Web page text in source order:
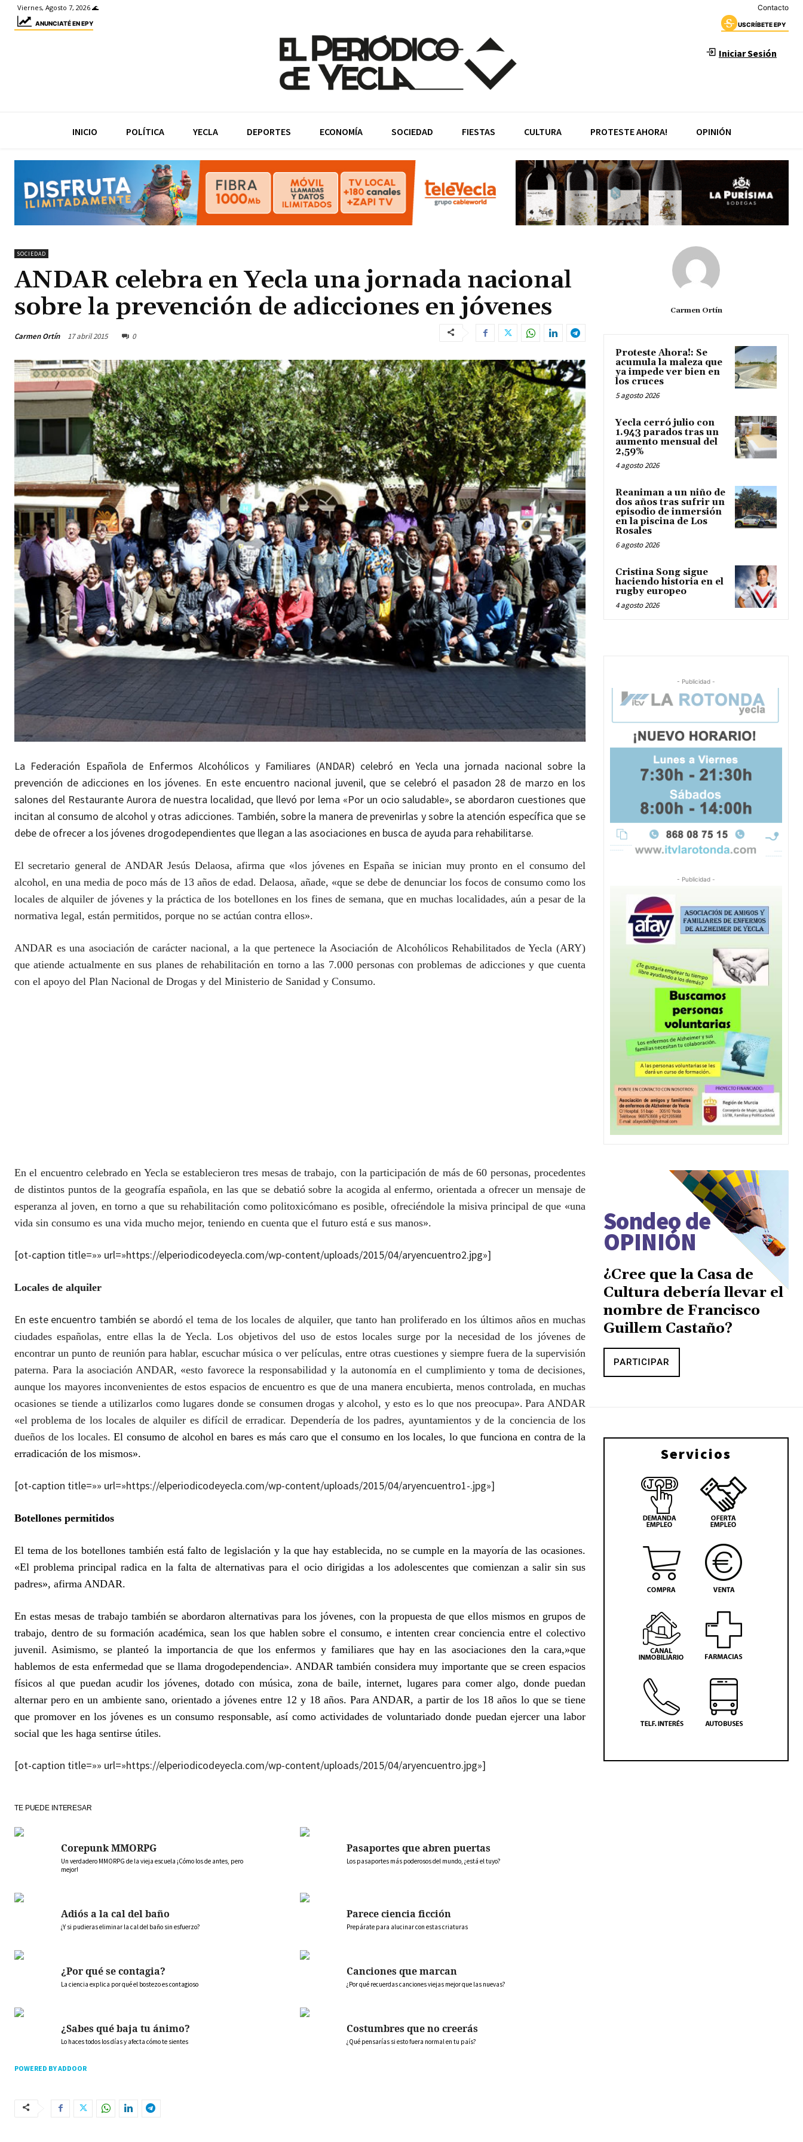
Viernes, Agosto 7, 2026 🌊 Contacto
ANUNCIATÉ EN EPY USCRÍBETE EPY
Iniciar Sesión
INICIO POLÍTICA YECLA DEPORTES ECONOMÍA SOCIEDAD FIESTAS CULTURA PROTESTE AHORA! OPINIÓN
SOCIEDAD
ANDAR celebra en Yecla una jornada nacional
sobre la prevención de adicciones en jóvenes
Carmen Ortín 17 abril 2015 0
La Federación Española de Enfermos Alcohólicos y Familiares (ANDAR) celebró en Yecla una jornada nacional sobre la
prevención de adicciones en los jóvenes. En este encuentro nacional juvenil, que se celebró el pasadon 28 de marzo en los
salones del Restaurante Aurora de nuestra localidad, que llevó por lema «Por un ocio saludable», se abordaron cuestiones que
incitan al consumo de alcohol y otras adicciones. También, sobre la manera de prevenirlas y sobre la atención específica que se
debe de ofrecer a los jóvenes drogodependientes que llegan a las asociaciones en busca de ayuda para rehabilitarse.
El secretario general de ANDAR Jesús Delaosa, afirma que «los jóvenes en España se inician muy pronto en el consumo del
alcohol, en una media de poco más de 13 años de edad. Delaosa, añade, «que se debe de denunciar los focos de consumo como los
locales de alquiler de jóvenes y la práctica de los botellones en los fines de semana, que en muchas localidades, aún a pesar de la
normativa legal, están permitidos, porque no se actúan contra ellos».
ANDAR es una asociación de carácter nacional, a la que pertenece la Asociación de Alcohólicos Rehabilitados de Yecla (ARY)
que atiende actualmente en sus planes de rehabilitación en torno a las 7.000 personas con problemas de adicciones y que cuenta
con el apoyo del Plan Nacional de Drogas y del Ministerio de Sanidad y Consumo.
En el encuentro celebrado en Yecla se establecieron tres mesas de trabajo, con la participación de más de 60 personas, procedentes
de distintos puntos de la geografía española, en las que se debatió sobre la acogida al enfermo, orientada a ofrecer un mensaje de
esperanza al joven, en torno a que su rehabilitación como politoxicómano es posible, ofreciéndole la misiva principal de que «una
vida sin consumo es una vida mucho mejor, teniendo en cuenta que el futuro está e sus manos».
[ot-caption title=»» url=»https://elperiodicodeyecla.com/wp-content/uploads/2015/04/aryencuentro2.jpg»]
Locales de alquiler
En este encuentro también seabordó el tema de los locales de alquiler, que tanto han proliferado en los últimos años en muchas
ciudades españolas, entre ellas la de Yecla. Los objetivos del uso de estos locales surge por la necesidad de los jóvenes de
encontrar un punto de reunión para hablar, escuchar música o ver películas, entre otras cuestiones y siempre fuera de la supervisión
paterna. Para la asociación ANDAR, «esto favorece la responsabilidad y la autonomía en el cumplimiento y toma de decisiones,
aunque los mayores inconvenientes de estos espacios de encuentro es que de una manera encubierta, menos controlada, en muchas
ocasiones se tiende a utilizarlos como lugares donde se consumen drogas y alcohol, y esto es lo que nos preocupa». Para ANDAR
«el problema de los locales de alquiler es difícil de erradicar. Dependería de los padres, ayuntamientos y de la conciencia de los
dueños de los locales.El consumo de alcohol en bares es más caro que el consumo en los locales, lo que funciona en contra de la
erradicación de los mismos».
[ot-caption title=»» url=»https://elperiodicodeyecla.com/wp-content/uploads/2015/04/aryencuentro1-.jpg»]
Botellones permitidos
El tema de los botellones también está falto de legislación y la que hay establecida, no se cumple en la mayoría de las ocasiones.
«El problema principal radica en la falta de alternativas para el ocio dirigidas a los adolescentes que comienzan a salir sin sus
padres», afirma ANDAR.
En estas mesas de trabajo también se abordaron alternativas para los jóvenes, con la propuesta de que ellos mismos en grupos de
trabajo, dentro de su formación académica, sean los que hablen sobre el consumo, e intenten crear conciencia entre el colectivo
juvenil. Asimismo, se planteó la importancia de que los enfermos y familiares que hay en las asociaciones den la cara,»que
hablemos de esta enfermedad que se llama drogodependencia». ANDAR también considera muy importante que se creen espacios
físicos al que puedan acudir los jóvenes, dotado con música, zona de baile, internet, lugares para comer algo, donde puedan
alternar pero en un ambiente sano, orientado a jóvenes entre 12 y 18 años. Para ANDAR, a partir de los 18 años lo que se tiene
que promover en los jóvenes es un consumo responsable, así como actividades de voluntariado donde puedan ejercer una labor
social que les haga sentirse útiles.
[ot-caption title=»» url=»https://elperiodicodeyecla.com/wp-content/uploads/2015/04/aryencuentro.jpg»]
TE PUEDE INTERESAR
Corepunk MMORPG
Un verdadero MMORPG de la vieja escuela ¡Cómo los de antes, pero
mejor!
Pasaportes que abren puertas
Los pasaportes más poderosos del mundo, ¿está el tuyo?
Adiós a la cal del baño
¿Y si pudieras eliminar la cal del baño sin esfuerzo?
Parece ciencia ficción
Prepárate para alucinar con estas criaturas
¿Por qué se contagia?
La ciencia explica por qué el bostezo es contagioso
Canciones que marcan
¿Por qué recuerdas canciones viejas mejor que las nuevas?
¿Sabes qué baja tu ánimo?
Lo haces todos los días y afecta cómo te sientes
Costumbres que no creerás
¿Qué pensarías si esto fuera normal en tu país?
POWERED BY ADDOOR
Carmen Ortín
Proteste Ahora!: Se
acumula la maleza que
ya impede ver bien en
los cruces
5 agosto 2026
Yecla cerró julio con
1.943 parados tras un
aumento mensual del
2,59%
4 agosto 2026
Reaniman a un niño de
dos años tras sufrir un
episodio de inmersión
en la piscina de Los
Rosales
6 agosto 2026
Cristina Song sigue
haciendo historia en el
rugby europeo
4 agosto 2026
- Publicidad -
- Publicidad -
Sondeo de
OPINIÓN
¿Cree que la Casa de
Cultura debería llevar el
nombre de Francisco
Guillem Castaño?
PARTICIPAR
Servicios